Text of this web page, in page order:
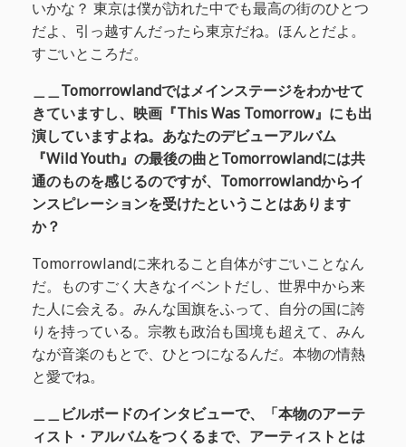
いかな？ 東京は僕が訪れた中でも最高の街のひとつ
だよ、引っ越すんだったら東京だね。ほんとだよ。
すごいところだ。
＿＿Tomorrowlandではメインステージをわかせて
きていますし、映画『This Was Tomorrow』にも出
演していますよね。あなたのデビューアルバム
『Wild Youth』の最後の曲とTomorrowlandには共
通のものを感じるのですが、Tomorrowlandからイ
ンスピレーションを受けたということはあります
か？
Tomorrowlandに来れること自体がすごいことなん
だ。ものすごく大きなイベントだし、世界中から来
た人に会える。みんな国旗をふって、自分の国に誇
りを持っている。宗教も政治も国境も超えて、みん
なが音楽のもとで、ひとつになるんだ。本物の情熱
と愛でね。
＿＿ビルボードのインタビューで、「本物のアーテ
ィスト・アルバムをつくるまで、アーティストとは